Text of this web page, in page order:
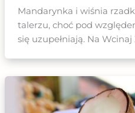
Mandarynka i wiśnia
talerzu, choć pod
się uzupełniają. Na